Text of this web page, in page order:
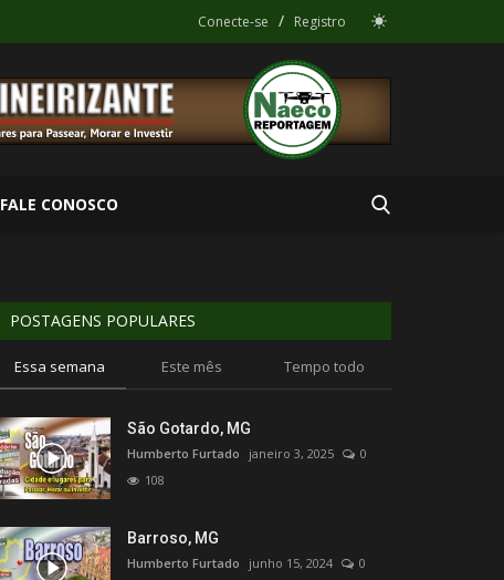
Conecte-se / Registro
FALE CONOSCO
POSTAGENS POPULARES
Essa semana Este mês Tempo todo
São Gotardo, MG
Humberto Furtado janeiro 3, 2025
0
108
Barroso, MG
Humberto Furtado junho 15, 2024
0